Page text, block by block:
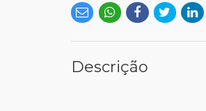
Descrição